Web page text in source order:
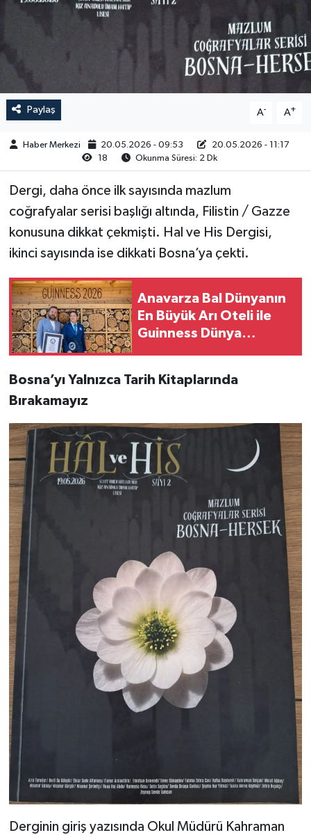
Paylaş A- A+
Haber Merkezi 20.05.2026 - 09:53
20.05.2026 - 11:17
18
Okunma Süresi: 2 Dk
Dergi, daha önce ilk sayısında mazlum
coğrafyalar serisi başlığı altında, Filistin / Gazze
konusuna dikkat çekmişti. Hal ve His Dergisi,
ikinci sayısında ise dikkati Bosna’ya çekti.
Anavarza Bal Dünyanın
En Büyük Arı Oteli ile
Guinness Dünya
Bosna’yı Yalnızca Tarih Kitaplarında
Bırakamayız
Derginin giriş yazısında Okul Müdürü Kahraman